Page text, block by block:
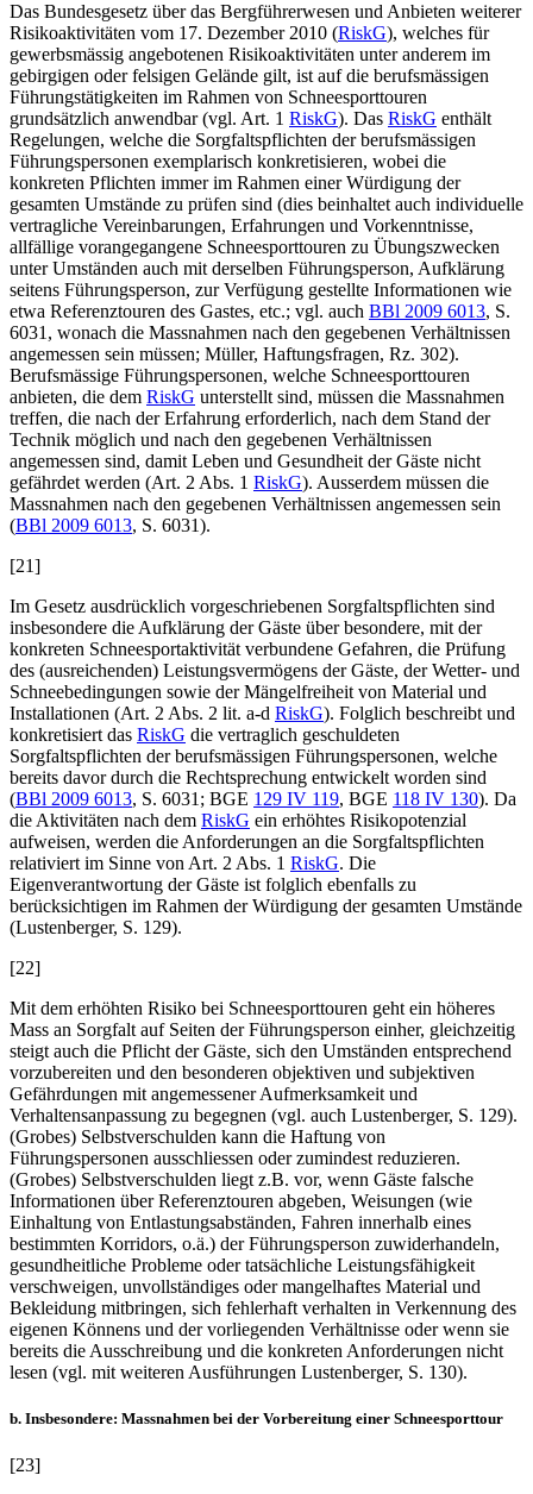
Das Bundesgesetz über das Bergführerwesen und Anbieten weiterer
Risikoaktivitäten vom 17. Dezember 2010 (RiskG), welches für
gewerbsmässig angebotenen Risikoaktivitäten unter anderem im
gebirgigen oder felsigen Gelände gilt, ist auf die berufsmässigen
Führungstätigkeiten im Rahmen von Schneesporttouren
grundsätzlich anwendbar (vgl. Art. 1 RiskG). Das RiskG enthält
Regelungen, welche die Sorgfaltspflichten der berufsmässigen
Führungspersonen exemplarisch konkretisieren, wobei die
konkreten Pflichten immer im Rahmen einer Würdigung der
gesamten Umstände zu prüfen sind (dies beinhaltet auch individuelle
vertragliche Vereinbarungen, Erfahrungen und Vorkenntnisse,
allfällige vorangegangene Schneesporttouren zu Übungszwecken
unter Umständen auch mit derselben Führungsperson, Aufklärung
seitens Führungsperson, zur Verfügung gestellte Informationen wie
etwa Referenztouren des Gastes, etc.; vgl. auch BBl 2009 6013, S.
6031, wonach die Massnahmen nach den gegebenen Verhältnissen
angemessen sein müssen; Müller, Haftungsfragen, Rz. 302).
Berufsmässige Führungspersonen, welche Schneesporttouren
anbieten, die dem RiskG unterstellt sind, müssen die Massnahmen
treffen, die nach der Erfahrung erforderlich, nach dem Stand der
Technik möglich und nach den gegebenen Verhältnissen
angemessen sind, damit Leben und Gesundheit der Gäste nicht
gefährdet werden (Art. 2 Abs. 1 RiskG). Ausserdem müssen die
Massnahmen nach den gegebenen Verhältnissen angemessen sein
(BBl 2009 6013, S. 6031).
[21]
Im Gesetz ausdrücklich vorgeschriebenen Sorgfaltspflichten sind
insbesondere die Aufklärung der Gäste über besondere, mit der
konkreten Schneesportaktivität verbundene Gefahren, die Prüfung
des (ausreichenden) Leistungsvermögens der Gäste, der Wetter- und
Schneebedingungen sowie der Mängelfreiheit von Material und
Installationen (Art. 2 Abs. 2 lit. a-d RiskG). Folglich beschreibt und
konkretisiert das RiskG die vertraglich geschuldeten
Sorgfaltspflichten der berufsmässigen Führungspersonen, welche
bereits davor durch die Rechtsprechung entwickelt worden sind
(BBl 2009 6013, S. 6031; BGE 129 IV 119, BGE 118 IV 130). Da
die Aktivitäten nach dem RiskG ein erhöhtes Risikopotenzial
aufweisen, werden die Anforderungen an die Sorgfaltspflichten
relativiert im Sinne von Art. 2 Abs. 1 RiskG. Die
Eigenverantwortung der Gäste ist folglich ebenfalls zu
berücksichtigen im Rahmen der Würdigung der gesamten Umstände
(Lustenberger, S. 129).
[22]
Mit dem erhöhten Risiko bei Schneesporttouren geht ein höheres
Mass an Sorgfalt auf Seiten der Führungsperson einher, gleichzeitig
steigt auch die Pflicht der Gäste, sich den Umständen entsprechend
vorzubereiten und den besonderen objektiven und subjektiven
Gefährdungen mit angemessener Aufmerksamkeit und
Verhaltensanpassung zu begegnen (vgl. auch Lustenberger, S. 129).
(Grobes) Selbstverschulden kann die Haftung von
Führungspersonen ausschliessen oder zumindest reduzieren.
(Grobes) Selbstverschulden liegt z.B. vor, wenn Gäste falsche
Informationen über Referenztouren abgeben, Weisungen (wie
Einhaltung von Entlastungsabständen, Fahren innerhalb eines
bestimmten Korridors, o.ä.) der Führungsperson zuwiderhandeln,
gesundheitliche Probleme oder tatsächliche Leistungsfähigkeit
verschweigen, unvollständiges oder mangelhaftes Material und
Bekleidung mitbringen, sich fehlerhaft verhalten in Verkennung des
eigenen Könnens und der vorliegenden Verhältnisse oder wenn sie
bereits die Ausschreibung und die konkreten Anforderungen nicht
lesen (vgl. mit weiteren Ausführungen Lustenberger, S. 130).
b. Insbesondere: Massnahmen bei der Vorbereitung einer Schneesporttour
[23]